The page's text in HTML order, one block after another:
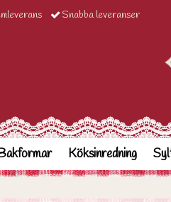
Snabba leveranser
Köksinredning